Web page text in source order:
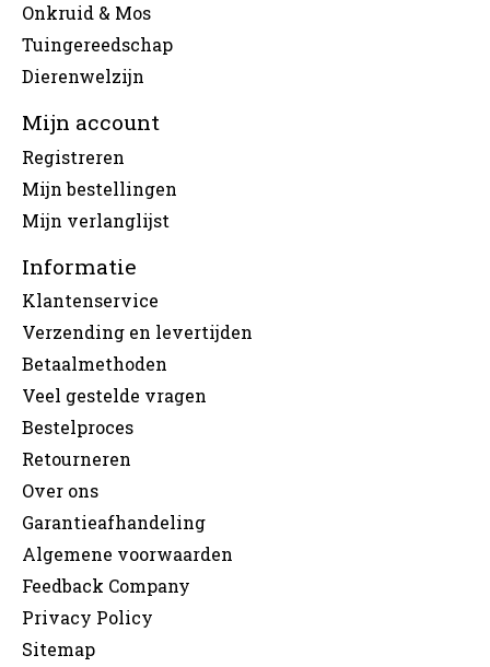
Onkruid & Mos
Tuingereedschap
Dierenwelzijn
Mijn account
Registreren
Mijn bestellingen
Mijn verlanglijst
Informatie
Klantenservice
Verzending en levertijden
Betaalmethoden
Veel gestelde vragen
Bestelproces
Retourneren
Over ons
Garantieafhandeling
Algemene voorwaarden
Feedback Company
Privacy Policy
Sitemap